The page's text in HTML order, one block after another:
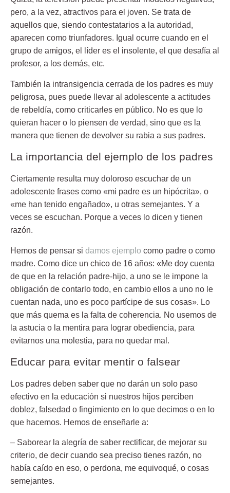
pero, a la vez, atractivos para el joven. Se trata de
aquellos que, siendo contestatarios a la autoridad,
aparecen como triunfadores. Igual ocurre cuando en el
grupo de amigos, el líder es el insolente, el que desafía al
profesor, a los demás, etc.
También la intransigencia cerrada de los padres es muy
peligrosa, pues puede llevar al adolescente a actitudes
de rebeldía, como criticarles en público. No es que lo
quieran hacer o lo piensen de verdad, sino que es la
manera que tienen de devolver su rabia a sus padres.
La importancia del ejemplo de los padres
Ciertamente resulta muy doloroso escuchar de un
adolescente frases como «mi padre es un hipócrita», o
«me han tenido engañado», u otras semejantes. Y a
veces se escuchan. Porque a veces lo dicen y tienen
razón.
Hemos de pensar si damos ejemplo como padre o como
madre. Como dice un chico de 16 años: «Me doy cuenta
de que en la relación padre-hijo, a uno se le impone la
obligación de contarlo todo, en cambio ellos a uno no le
cuentan nada, uno es poco partícipe de sus cosas». Lo
que más quema es la falta de coherencia. No usemos de
la astucia o la mentira para lograr obediencia, para
evitarnos una molestia, para no quedar mal.
Educar para evitar mentir o falsear
Los padres deben saber que no darán un solo paso
efectivo en la educación si nuestros hijos perciben
doblez, falsedad o fingimiento en lo que decimos o en lo
que hacemos. Hemos de enseñarle a:
– Saborear la alegría de saber rectificar, de mejorar su
criterio, de decir cuando sea preciso tienes razón, no
había caído en eso, o perdona, me equivoqué, o cosas
semejantes.